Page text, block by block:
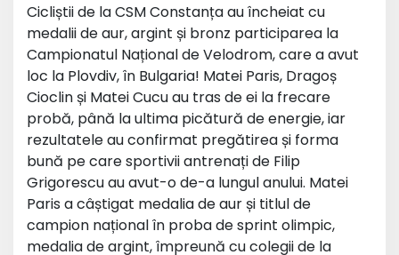
Cicliștii de la CSM Constanța au încheiat cu
medalii de aur, argint și bronz participarea la
Campionatul Național de Velodrom, care a avut
loc la Plovdiv, în Bulgaria! Matei Paris, Dragoș
Cioclin și Matei Cucu au tras de ei la frecare
probă, până la ultima picătură de energie, iar
rezultatele au confirmat pregătirea și forma
bună pe care sportivii antrenați de Filip
Grigorescu au avut-o de-a lungul anului. Matei
Paris a câștigat medalia de aur și titlul de
campion național în proba de sprint olimpic,
medalia de argint, împreună cu colegii de la